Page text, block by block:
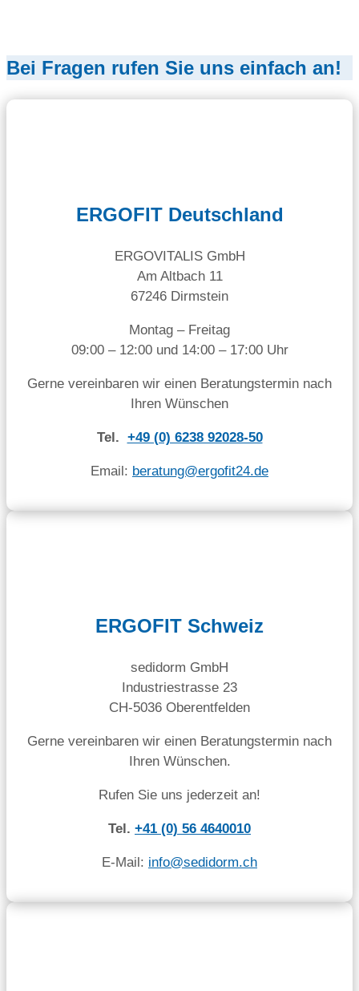
Bei Fragen rufen Sie uns einfach an!
ERGOFIT Deutschland
ERGOVITALIS GmbH
Am Altbach 11
67246 Dirmstein
Montag – Freitag
09:00 – 12:00 und 14:00 – 17:00 Uhr
Gerne vereinbaren wir einen Beratungstermin nach
Ihren Wünschen
Tel. +49 (0) 6238 92028-50
Email: beratung@ergofit24.de
ERGOFIT Schweiz
sedidorm GmbH
Industriestrasse 23
CH-5036 Oberentfelden
Gerne vereinbaren wir einen Beratungstermin nach
Ihren Wünschen.
Rufen Sie uns jederzeit an!
Tel. +41 (0) 56 4640010
E-Mail: info@sedidorm.ch